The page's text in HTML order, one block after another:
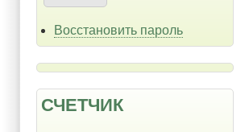
Восстановить пароль
СЧЕТЧИК